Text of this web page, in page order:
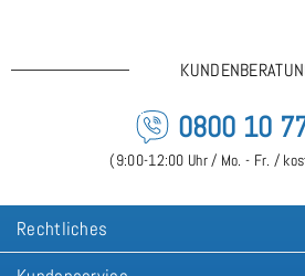
0800 10
(9:00-12:00 Uhr / Mo. - Fr. /
Rechtliches